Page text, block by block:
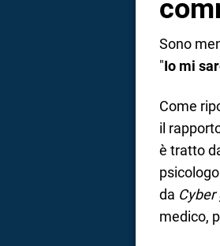
Sono
"Io mi
Come
il
è tratto
da
medico,